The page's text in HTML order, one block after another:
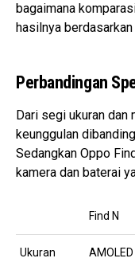
bagaimana
hasilnya berdasarkan
Perbandingan
Dari segi ukuran
keunggulan
Sedangkan Oppo
kamera dan baterai
Find N
Ukuran